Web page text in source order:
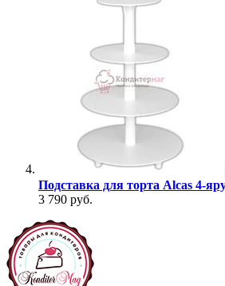
Подставка для торта Alcas 4-
3 790 руб.